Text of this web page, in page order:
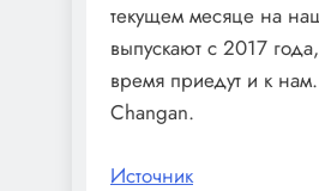
текущем месяце на
выпускают с 2017
время приедут и к
Changan.
Источник